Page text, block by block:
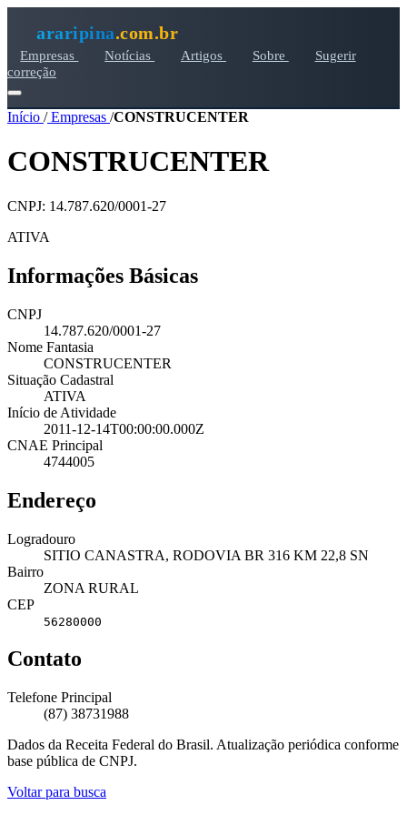
araripina.com.br
Empresas Notícias Artigos Sobre
Sugerir
correção
Início /Empresas /CONSTRUCENTER
CONSTRUCENTER
CNPJ: 14.787.620/0001-27
ATIVA
Informações Básicas
CNPJ
14.787.620/0001-27
Nome Fantasia
CONSTRUCENTER
Situação Cadastral
ATIVA
Início de Atividade
2011-12-14T00:00:00.000Z
CNAE Principal
4744005
Endereço
Logradouro
SITIO CANASTRA, RODOVIA BR 316 KM 22,8 SN
Bairro
ZONA RURAL
CEP
56280000
Contato
Telefone Principal
(87) 38731988
Dados da Receita Federal do Brasil. Atualização periódica conforme
base pública de CNPJ.
Voltar para busca